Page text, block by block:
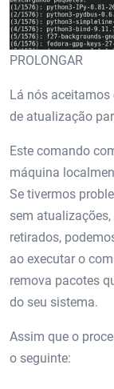
PROLONGAR
Lá nós
de atualização
Este comando
máquina
Se tivermos
sem
retirados,
ao executar o
remova pacotes
do seu sistema.
Assim que o
o seguinte: